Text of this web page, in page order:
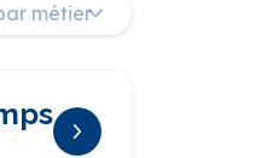
métier